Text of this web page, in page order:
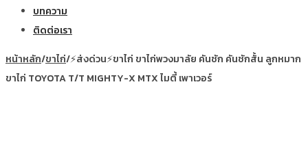
บทความ
ติดต่อเรา
หน้าหลัก/ขาไก่/⚡ส่งด่วน⚡ขาไก่ ขาไก่พวงมาลัย คันชัก คันชักสั้น ลูกหมาก
ขาไก่ TOYOTA T/T MIGHTY-X MTX ไมตี้ เพาเวอร์